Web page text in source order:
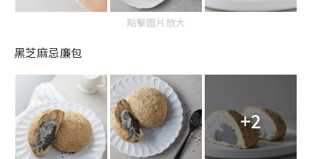
點擊圖片放大
黑芝麻忌廉包
+2